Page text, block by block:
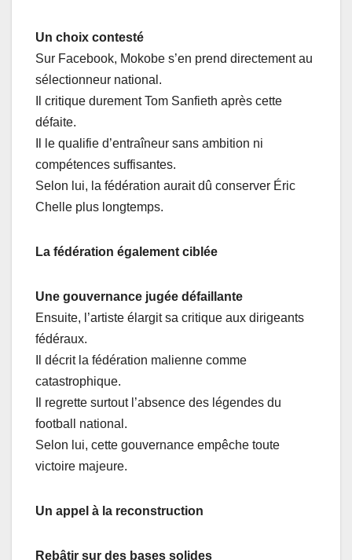
Un choix contesté
Sur Facebook, Mokobe s’en prend directement au
sélectionneur national.
Il critique durement Tom Sanfieth après cette
défaite.
Il le qualifie d’entraîneur sans ambition ni
compétences suffisantes.
Selon lui, la fédération aurait dû conserver Éric
Chelle plus longtemps.
La fédération également ciblée
Une gouvernance jugée défaillante
Ensuite, l’artiste élargit sa critique aux dirigeants
fédéraux.
Il décrit la fédération malienne comme
catastrophique.
Il regrette surtout l’absence des légendes du
football national.
Selon lui, cette gouvernance empêche toute
victoire majeure.
Un appel à la reconstruction
Rebâtir sur des bases solides